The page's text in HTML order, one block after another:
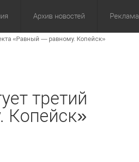
Спорт ЖКХ
Архив новостей
За сутки За 3 дня
Реклама
«Равный — равному. Копейск»
третий
Копейск»